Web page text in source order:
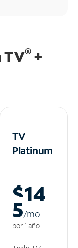
TV®+
TV
Platinum
$14
5/mo
por 1 año